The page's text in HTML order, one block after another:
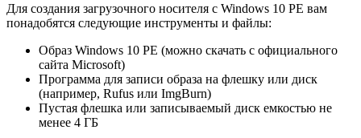
Для создания загрузочного носителя с Windows 10 PE вам
понадобятся следующие инструменты и файлы:
Образ Windows 10 PE (можно скачать с официального
сайта Microsoft)
Программа для записи образа на флешку или диск
(например, Rufus или ImgBurn)
Пустая флешка или записываемый диск емкостью не
менее 4 ГБ